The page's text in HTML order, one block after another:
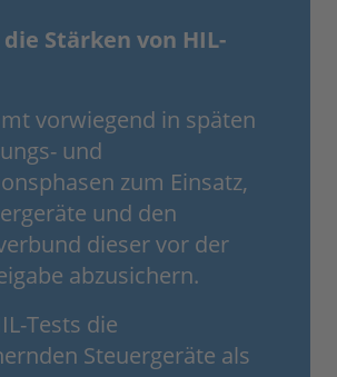
Stärken von HIL-
vorwiegend in späten
und
zum Einsatz,
und den
dieser vor der
abzusichern.
Tests die
Steuergeräte als